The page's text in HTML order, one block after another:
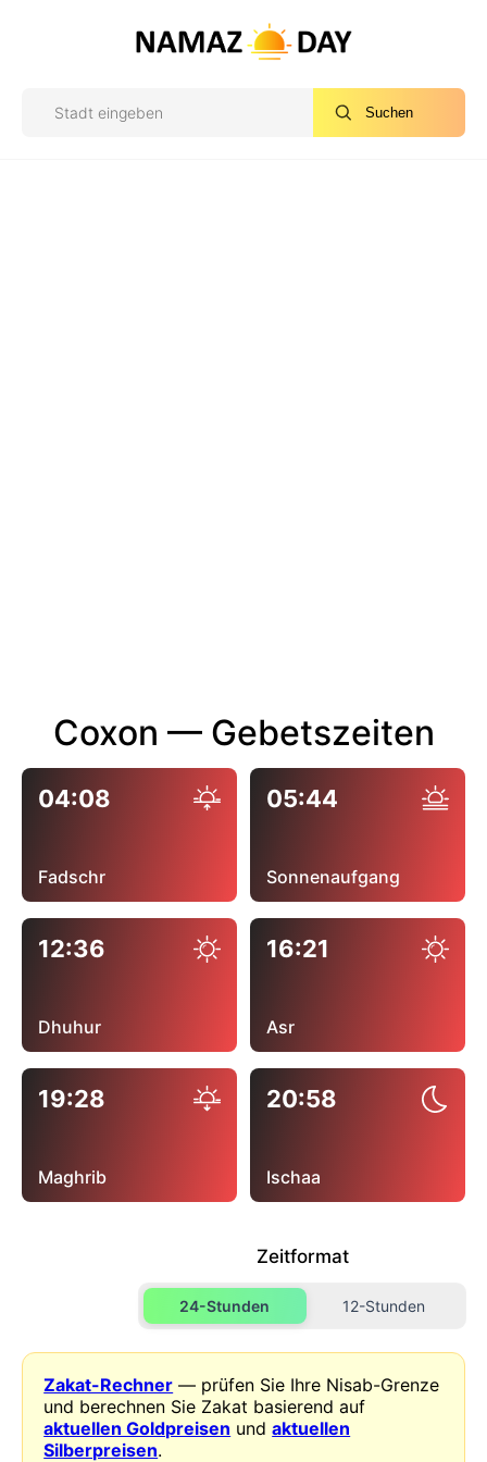
Suchen
Coxon — Gebetszeiten
04:08
Fadschr
05:44
Sonnenaufgang
12:36
Dhuhur
16:21
Asr
19:28
Maghrib
20:58
Ischaa
Zeitformat
24-Stunden 12-Stunden
Zakat-Rechner — prüfen Sie Ihre Nisab-Grenze
und berechnen Sie Zakat basierend auf
aktuellen Goldpreisen undaktuellen
Silberpreisen.